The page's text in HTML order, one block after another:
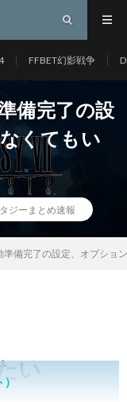
FFBET幻影戦争
備完了の設
くてもい
ジーまとめ速報
準備完了の設定、オプシ
い
）